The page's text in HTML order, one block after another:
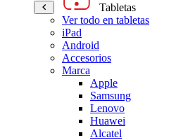
Tabletas
Ver todo en tabletas
iPad
Android
Accesorios
Marca
Apple
Samsung
Lenovo
Huawei
Alcatel